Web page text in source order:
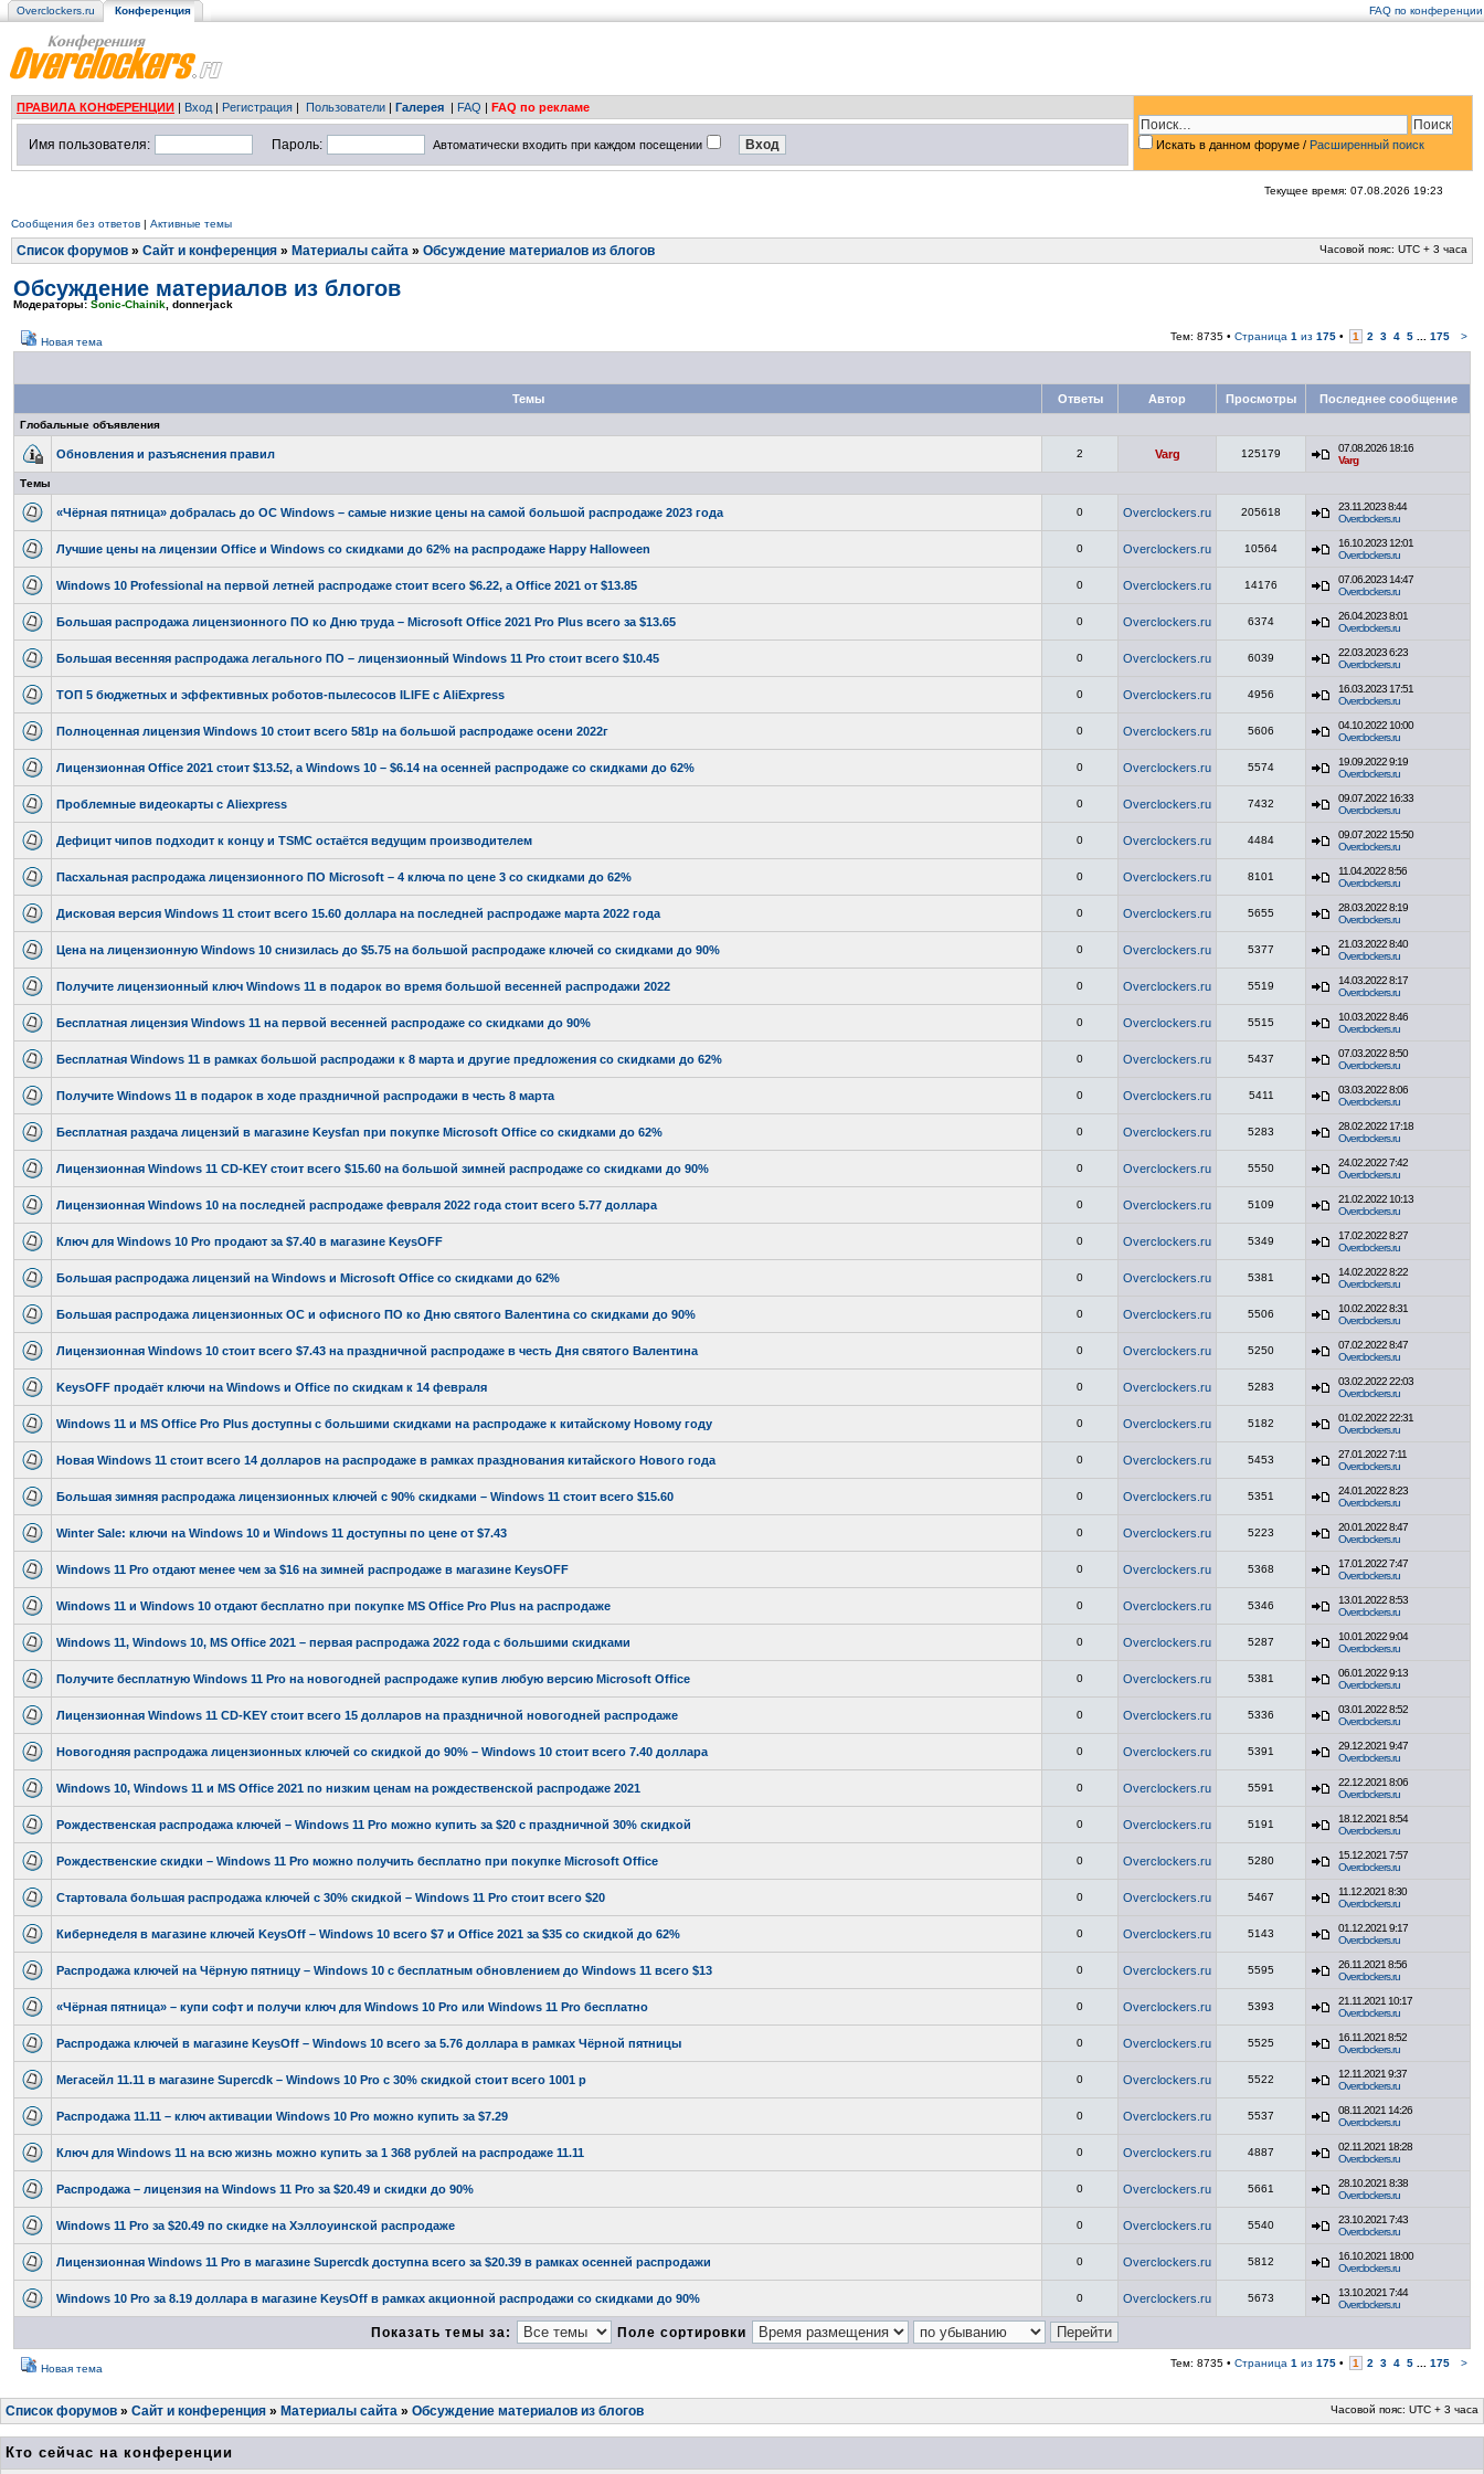
Overclockers.ru Конференция FAQ по конференции
ПРАВИЛА КОНФЕРЕНЦИИ | Вход | Регистрация | Пользователи | Галерея | FAQ | FAQ по рекламе
Искать в данном форуме / Расширенный поиск
Имя пользователя: Пароль: Автоматически входить при каждом посещении
Текущее время: 07.08.2026 19:23
Сообщения без ответов | Активные темы
Список форумов » Сайт и конференция » Материалы сайта » Обсуждение материалов из блогов Часовой пояс: UTC + 3 часа
Обсуждение материалов из блогов
Модераторы: Sonic-Chainik donnerjack
Новая тема Тем: 8735 • Страница 1 из 175 • 1 2 3 4 5 175 >
Темы Ответы Автор Просмотры Последнее сообщение
Глобальные объявления
Обновления и разъяснения правил 2 Varg 125179
07.08.2026 18:16
Varg
Темы
«Чёрная пятница» добралась до ОС Windows – самые низкие цены на самой большой распродаже 2023 года 0 Overclockers.ru 205618
23.11.2023 8:44
Overclockers.ru
Лучшие цены на лицензии Office и Windows со скидками до 62% на распродаже Happy Halloween 0 Overclockers.ru 10564
16.10.2023 12:01
Overclockers.ru
Windows 10 Professional на первой летней распродаже стоит всего $6.22, а Office 2021 от $13.85 0 Overclockers.ru 14176
07.06.2023 14:47
Overclockers.ru
Большая распродажа лицензионного ПО ко Дню труда – Microsoft Office 2021 Pro Plus всего за $13.65 0 Overclockers.ru 6374
26.04.2023 8:01
Overclockers.ru
Большая весенняя распродажа легального ПО – лицензионный Windows 11 Pro стоит всего $10.45 0 Overclockers.ru 6039
22.03.2023 6:23
Overclockers.ru
ТОП 5 бюджетных и эффективных роботов-пылесосов ILIFE с AliExpress 0 Overclockers.ru 4956
16.03.2023 17:51
Overclockers.ru
Полноценная лицензия Windows 10 стоит всего 581р на большой распродаже осени 2022г 0 Overclockers.ru 5606
04.10.2022 10:00
Overclockers.ru
Лицензионная Office 2021 стоит $13.52, а Windows 10 – $6.14 на осенней распродаже со скидками до 62% 0 Overclockers.ru 5574
19.09.2022 9:19
Overclockers.ru
Проблемные видеокарты с Aliexpress 0 Overclockers.ru 7432
09.07.2022 16:33
Overclockers.ru
Дефицит чипов подходит к концу и TSMC остаётся ведущим производителем 0 Overclockers.ru 4484
09.07.2022 15:50
Overclockers.ru
Пасхальная распродажа лицензионного ПО Microsoft – 4 ключа по цене 3 со скидками до 62% 0 Overclockers.ru 8101
11.04.2022 8:56
Overclockers.ru
Дисковая версия Windows 11 стоит всего 15.60 доллара на последней распродаже марта 2022 года 0 Overclockers.ru 5655
28.03.2022 8:19
Overclockers.ru
Цена на лицензионную Windows 10 снизилась до $5.75 на большой распродаже ключей со скидками до 90% 0 Overclockers.ru 5377
21.03.2022 8:40
Overclockers.ru
Получите лицензионный ключ Windows 11 в подарок во время большой весенней распродажи 2022 0 Overclockers.ru 5519
14.03.2022 8:17
Overclockers.ru
Бесплатная лицензия Windows 11 на первой весенней распродаже со скидками до 90% 0 Overclockers.ru 5515
10.03.2022 8:46
Overclockers.ru
Бесплатная Windows 11 в рамках большой распродажи к 8 марта и другие предложения со скидками до 62% 0 Overclockers.ru 5437
07.03.2022 8:50
Overclockers.ru
Получите Windows 11 в подарок в ходе праздничной распродажи в честь 8 марта 0 Overclockers.ru 5411
03.03.2022 8:06
Overclockers.ru
Бесплатная раздача лицензий в магазине Keysfan при покупке Microsoft Office со скидками до 62% 0 Overclockers.ru 5283
28.02.2022 17:18
Overclockers.ru
Лицензионная Windows 11 CD-KEY стоит всего $15.60 на большой зимней распродаже со скидками до 90% 0 Overclockers.ru 5550
24.02.2022 7:42
Overclockers.ru
Лицензионная Windows 10 на последней распродаже февраля 2022 года стоит всего 5.77 доллара 0 Overclockers.ru 5109
21.02.2022 10:13
Overclockers.ru
Ключ для Windows 10 Pro продают за $7.40 в магазине KeysOFF 0 Overclockers.ru 5349
17.02.2022 8:27
Overclockers.ru
Большая распродажа лицензий на Windows и Microsoft Office со скидками до 62% 0 Overclockers.ru 5381
14.02.2022 8:22
Overclockers.ru
Большая распродажа лицензионных ОС и офисного ПО ко Дню святого Валентина со скидками до 90% 0 Overclockers.ru 5506
10.02.2022 8:31
Overclockers.ru
Лицензионная Windows 10 стоит всего $7.43 на праздничной распродаже в честь Дня святого Валентина 0 Overclockers.ru 5250
07.02.2022 8:47
Overclockers.ru
KeysOFF продаёт ключи на Windows и Office по скидкам к 14 февраля 0 Overclockers.ru 5283
03.02.2022 22:03
Overclockers.ru
Windows 11 и MS Office Pro Plus доступны с большими скидками на распродаже к китайскому Новому году 0 Overclockers.ru 5182
01.02.2022 22:31
Overclockers.ru
Новая Windows 11 стоит всего 14 долларов на распродаже в рамках празднования китайского Нового года 0 Overclockers.ru 5453
27.01.2022 7:11
Overclockers.ru
Большая зимняя распродажа лицензионных ключей c 90% скидками – Windows 11 стоит всего $15.60 0 Overclockers.ru 5351
24.01.2022 8:23
Overclockers.ru
Winter Sale: ключи на Windows 10 и Windows 11 доступны по цене от $7.43 0 Overclockers.ru 5223
20.01.2022 8:47
Overclockers.ru
Windows 11 Pro отдают менее чем за $16 на зимней распродаже в магазине KeysOFF 0 Overclockers.ru 5368
17.01.2022 7:47
Overclockers.ru
Windows 11 и Windows 10 отдают бесплатно при покупке MS Office Pro Plus на распродаже 0 Overclockers.ru 5346
13.01.2022 8:53
Overclockers.ru
Windows 11, Windows 10, MS Office 2021 – первая распродажа 2022 года с большими скидками 0 Overclockers.ru 5287
10.01.2022 9:04
Overclockers.ru
Получите бесплатную Windows 11 Pro на новогодней распродаже купив любую версию Microsoft Office 0 Overclockers.ru 5381
06.01.2022 9:13
Overclockers.ru
Лицензионная Windows 11 CD-KEY стоит всего 15 долларов на праздничной новогодней распродаже 0 Overclockers.ru 5336
03.01.2022 8:52
Overclockers.ru
Новогодняя распродажа лицензионных ключей со скидкой до 90% – Windows 10 стоит всего 7.40 доллара 0 Overclockers.ru 5391
29.12.2021 9:47
Overclockers.ru
Windows 10, Windows 11 и MS Office 2021 по низким ценам на рождественской распродаже 2021 0 Overclockers.ru 5591
22.12.2021 8:06
Overclockers.ru
Рождественская распродажа ключей – Windows 11 Pro можно купить за $20 с праздничной 30% скидкой 0 Overclockers.ru 5191
18.12.2021 8:54
Overclockers.ru
Рождественские скидки – Windows 11 Pro можно получить бесплатно при покупке Microsoft Office 0 Overclockers.ru 5280
15.12.2021 7:57
Overclockers.ru
Стартовала большая распродажа ключей с 30% скидкой – Windows 11 Pro стоит всего $20 0 Overclockers.ru 5467
11.12.2021 8:30
Overclockers.ru
Кибернеделя в магазине ключей KeysOff – Windows 10 всего $7 и Office 2021 за $35 со скидкой до 62% 0 Overclockers.ru 5143
01.12.2021 9:17
Overclockers.ru
Распродажа ключей на Чёрную пятницу – Windows 10 с бесплатным обновлением до Windows 11 всего $13 0 Overclockers.ru 5595
26.11.2021 8:56
Overclockers.ru
«Чёрная пятница» – купи софт и получи ключ для Windows 10 Pro или Windows 11 Pro бесплатно 0 Overclockers.ru 5393
21.11.2021 10:17
Overclockers.ru
Распродажа ключей в магазине KeysOff – Windows 10 всего за 5.76 доллара в рамках Чёрной пятницы 0 Overclockers.ru 5525
16.11.2021 8:52
Overclockers.ru
Мегасейл 11.11 в магазине Supercdk – Windows 10 Pro с 30% скидкой стоит всего 1001 р 0 Overclockers.ru 5522
12.11.2021 9:37
Overclockers.ru
Распродажа 11.11 – ключ активации Windows 10 Pro можно купить за $7.29 0 Overclockers.ru 5537
08.11.2021 14:26
Overclockers.ru
Ключ для Windows 11 на всю жизнь можно купить за 1 368 рублей на распродаже 11.11 0 Overclockers.ru 4887
02.11.2021 18:28
Overclockers.ru
Распродажа – лицензия на Windows 11 Pro за $20.49 и скидки до 90% 0 Overclockers.ru 5661
28.10.2021 8:38
Overclockers.ru
Windows 11 Pro за $20.49 по скидке на Хэллоуинской распродаже 0 Overclockers.ru 5540
23.10.2021 7:43
Overclockers.ru
Лицензионная Windows 11 Pro в магазине Supercdk доступна всего за $20.39 в рамках осенней распродажи 0 Overclockers.ru 5812
16.10.2021 18:00
Overclockers.ru
Windows 10 Pro за 8.19 доллара в магазине KeysOff в рамках акционной распродажи со скидками до 90% 0 Overclockers.ru 5673
13.10.2021 7:44
Overclockers.ru
Показать темы за: Поле сортировки
Новая тема Тем: 8735 • Страница 1 из 175 • 1 2 3 4 5 175 >
Список форумов » Сайт и конференция » Материалы сайта » Обсуждение материалов из блогов Часовой пояс: UTC + 3 часа
Кто сейчас на конференции